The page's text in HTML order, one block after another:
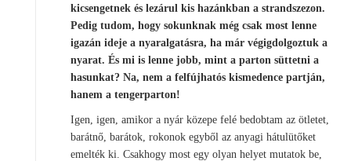
kicsengetnek és lezárul kis hazánkban a strandszezon.
Pedig tudom, hogy sokunknak még csak most lenne
igazán ideje a nyaralgatásra, ha már végigdolgoztuk a
nyarat. És mi is lenne jobb, mint a parton süttetni a
hasunkat? Na, nem a felfújhatós kismedence partján,
hanem a tengerparton!
Igen, igen, amikor a nyár közepe felé bedobtam az ötletet,
barátnő, barátok, rokonok egyből az anyagi hátulütőket
emelték ki. Csakhogy most egy olyan helyet mutatok be,